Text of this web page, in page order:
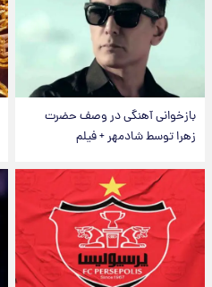
بازخوانی آهنگی در وصف حضرت
زهرا توسط شادمهر + فیلم